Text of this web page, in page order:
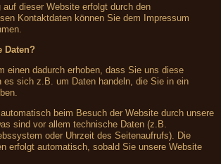
auf dieser Website erfolgt durch den
Kontaktdaten können Sie dem Impressum
Daten?
einen dadurch erhoben, dass Sie uns diese
es sich z.B. um Daten handeln, die Sie in ein
beim Besuch der Website durch unsere
sind vor allem technische Daten (z.B.
oder Uhrzeit des Seitenaufrufs). Die
erfolgt automatisch, sobald Sie unsere Website